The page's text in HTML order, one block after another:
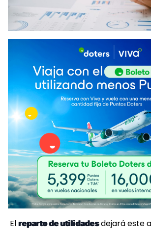
El reparto de utilidadesdejará este